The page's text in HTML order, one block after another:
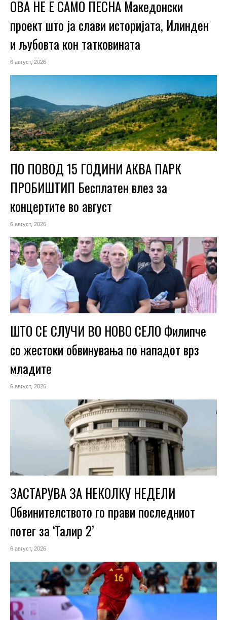
ОВА НЕ Е САМО ПЕСНА Македонски
проект што ја слави историјата, Илинден
и љубовта кон татковината
6 август, 2026
ПО ПОВОД 15 ГОДИНИ АКВА ПАРК
ПРОБИШТИП Бесплатен влез за
концертите во август
6 август, 2026
ШТО СЕ СЛУЧИ ВО НОВО СЕЛО Филипче
со жестоки обвинувања по нападот врз
младите
6 август, 2026
ЗАСТАРУВА ЗА НЕКОЛКУ НЕДЕЛИ
Обвинителството го прави последниот
потег за ‘Талир 2’
6 август, 2026